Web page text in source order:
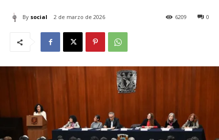
By social 2 de marzo de 2026 0
6209